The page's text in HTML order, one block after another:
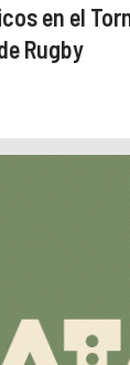
en el
Rugby